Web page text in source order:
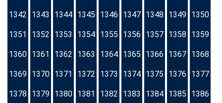
1342 1343 1344 1345 1346 1347 1348 1349 1350
1351 1352 1353 1354 1355 1356 1357 1358 1359
1360 1361 1362 1363 1364 1365 1366 1367 1368
1369 1370 1371 1372 1373 1374 1375 1376 1377
1378 1379 1380 1381 1382 1383 1384 1385 1386